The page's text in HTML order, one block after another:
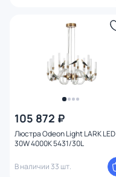
105 872 ₽
Люстра Odeon Light LARK LED
30W 4000K 5431/30L
В наличии 33 шт.